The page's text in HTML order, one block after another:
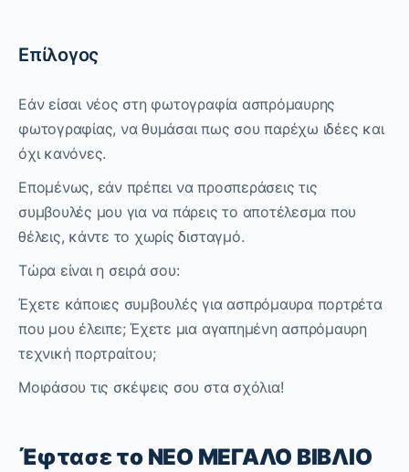
Επίλογος
Εάν είσαι νέος στη φωτογραφία ασπρόμαυρης
φωτογραφίας, να θυμάσαι πως σου παρέχω ιδέες και
όχι κανόνες.
Επομένως, εάν πρέπει να προσπεράσεις τις
συμβουλές μου για να πάρεις το αποτέλεσμα που
θέλεις, κάντε το χωρίς δισταγμό.
Τώρα είναι η σειρά σου:
Έχετε κάποιες συμβουλές για ασπρόμαυρα πορτρέτα
που μου έλειπε; Έχετε μια αγαπημένη ασπρόμαυρη
τεχνική πορτραίτου;
Μοιράσου τις σκέψεις σου στα σχόλια!
Έφτασε το ΝΕΟ ΜΕΓΑΛΟ ΒΙΒΛΙΟ